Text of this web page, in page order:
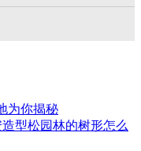
为你揭秘
型松园林的树形怎么